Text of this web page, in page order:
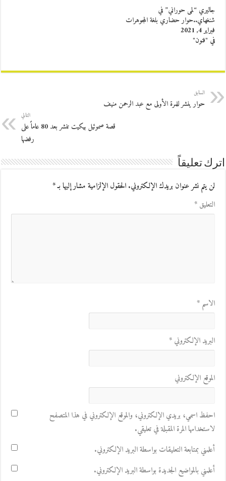
جاليري “لمى حوراني” في
شنغهاي..حوار حضاري بلغة المجوهرات
فبراير 4, 2021
في "فنون"
السابق
حوار ينشر للمرة الأولى مع عبد الرحمن منيف
التالي
قصة صموئيل بيكيت تنشر بعد 80 عاماً على
رفضها
اترك تعليقاً
لن يتم نشر عنوان بريدك الإلكتروني.الحقول الإلزامية مشار إليها بـ*
التعليق*
الاسم*
البريد الإلكتروني*
الموقع الإلكتروني
احفظ اسمي، بريدي الإلكتروني، والموقع الإلكتروني في هذا المتصفح
لاستخدامها المرة المقبلة في تعليقي.
أعلمني بمتابعة التعليقات بواسطة البريد الإلكتروني.
أعلمني بالمواضيع الجديدة بواسطة البريد الإلكتروني.